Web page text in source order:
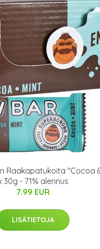
Raakapatukoita "Cocoa
30g - 71% alennus
7.99 EUR
LISÄTIETOJA